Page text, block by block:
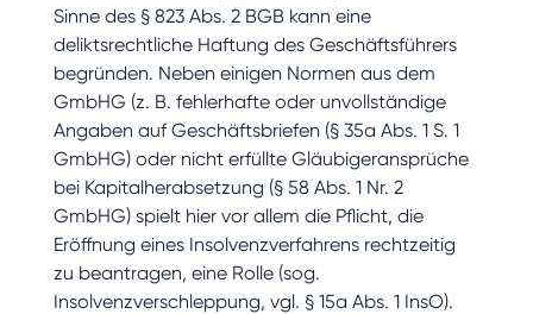
Sinne des § 823 Abs. 2 BGB kann eine
deliktsrechtliche Haftung des Geschäftsführers
begründen. Neben einigen Normen aus dem
GmbHG (z. B. fehlerhafte oder unvollständige
Angaben auf Geschäftsbriefen (§ 35a Abs. 1 S. 1
GmbHG) oder nicht erfüllte Gläubigeransprüche
bei Kapitalherabsetzung (§ 58 Abs. 1 Nr. 2
GmbHG) spielt hier vor allem die Pflicht, die
Eröffnung eines Insolvenzverfahrens rechtzeitig
zu beantragen, eine Rolle (sog.
Insolvenzverschleppung, vgl. § 15a Abs. 1 InsO).